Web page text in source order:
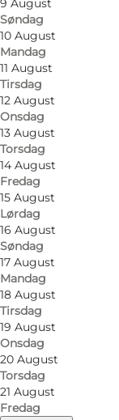
9 August
Søndag
10 August
Mandag
11 August
Tirsdag
12 August
Onsdag
13 August
Torsdag
14 August
Fredag
15 August
Lørdag
16 August
Søndag
17 August
Mandag
18 August
Tirsdag
19 August
Onsdag
20 August
Torsdag
21 August
Fredag
Foto
©Trinitatis Kirke
Trinitatis
1656 som